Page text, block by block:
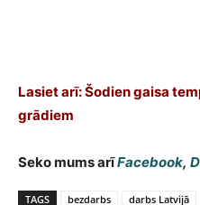
Lasiet arī: Šodien gaisa
grādiem
Seko mums arīFacebook,
TAGS bezdarbs darbs Latvijā